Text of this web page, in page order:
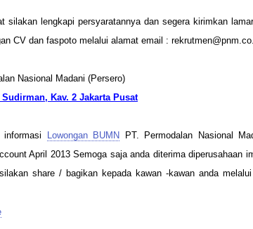
silakan lengkapi persyaratannya dan segera kirimkan
CV dan faspoto melalui alamat email :
Nasional Madani (Persero)
Kav. 2 Jakarta Pusat
informasi Lowongan BUMN PT. Permodalan Nasional
April 2013 Semoga saja anda diterima diperusahaan
share / bagikan kepada kawan -kawan anda